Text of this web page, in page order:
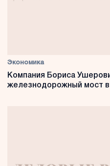
Экономика
Компания Бориса
железнодорожный мост в